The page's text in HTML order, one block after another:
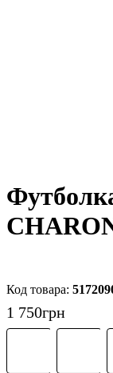
1 750грн